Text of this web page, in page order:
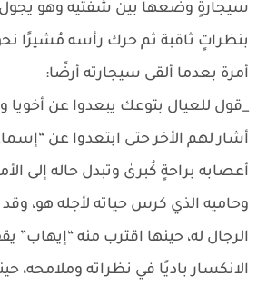
سيجارةٍ وضعها بين شفتيه وهو
بنظراتٍ ثاقبة ثم حرك رأسه مُشيرًا
أمرة بعدما ألقى سيجارته أرضًا:
_قول للعيال بتوعك يبعدوا عن
أشار لهم الأخر حتى ابتعدوا عن
أعصابه براحةٍ كُبرىٰ وتبدل حاله إلى
وحاميه الذي كرس حياته لأجله هو،
الرجال له، حينها اقترب منه “إيهاب”
الانكسار باديًا في نظراته وملامحه،